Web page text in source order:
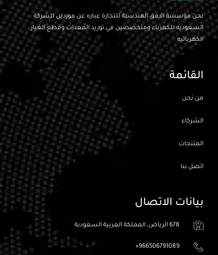
نحن مؤسسة الافق الهندسية للتجارة عباره عن موردين للشركة
السعوديه للكهرباء ومتخصصين في توريد المعدات وقطع الغيار
الكهربائيه
القائمة
من نحن
الشركاء
المتنجات
اتصل بنا
بيانات الاتصال
678 الرياض، المملكة العربية السعودية
966506791089+